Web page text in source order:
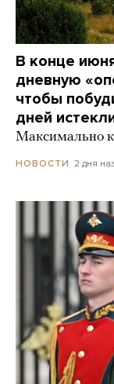
В конце
дневную
чтобы
дней
Максимально
НОВОСТИ 2 дня